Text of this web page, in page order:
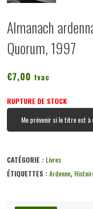
Almanach
Quorum, 1997
€7,00 tvac
RUPTURE DE STOCK
Me prévenir si le titre est à
CATÉGORIE : Livres
ÉTIQUETTES :Ardenne,